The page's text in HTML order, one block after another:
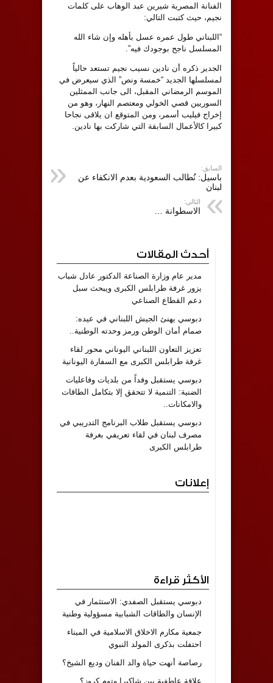
الفنانة المصرية شيرين عبد الوهاب على كلمات
نجيم، حيث كتبت التالي:
“اللبناني طول عمره عسل بأهله وإن شاء الله
المسلسل ناجح بوجودك فيه”.
الجدير ذكره أن نادين نسيب نجيم تستعد حالياً
لمسلسلها الجديد “خمسة ونص” الذي سيعرض في
الموسم الرمضاني المقبل، الى جانب الممثلين
السوريين قصي الخولي ومعتصم النهار، وهو من
إخراج فيليب أسمر، ومن المتوقع ان يلاقى نجاحا
كبيرا كالأعمال السابقة التي شاركت بها نادين.
السابق:
باسيل: نُطالب السعودية بعدم الانكفاء عن
لبنان
التالي:
الاسطوانة …
أحدث المقالات
مدير عام وزارة الصناعة الدكتور عادل شباب
يزور غرفة طرابلس الكبرى ويبحث سبل
دعم القطاع الصناعي
دبوسي يهنئ الجيش اللبناني في عيده:
صمام أمان الوطن ورمز وحدته الوطنية..
تعزيز التعاون اللبناني اليوناني محور لقاء
غرفة طرابلس الكبرى مع السفارة اليونانية
دبوسي يستقبل وفداً من بلديات وفاعليات
الضنية: التنمية لا تتحقق إلا بتكامل الطاقات
والامكانات..
دبوسي يستقبل طلاب البرنامج التدريبي في
مصرف لبنان في لقاء تعريفي بغرفة
طرابلس الكبرى
إعلانات
الأكثر قراءة
دبوسي يستقبل الصفدي: الاستثمار في
الإنسان والطاقات الشبابية مسؤولية وطنية
جمعية مكارم الاخلاق الاسلامية في الميناء
احتفلت بذكرى المولد النبوي
رصاصة أنهت حياة والد الفنان وديع الشيخ؟
علاقة عاطفية بين شاكيرا وتوم كروز؟